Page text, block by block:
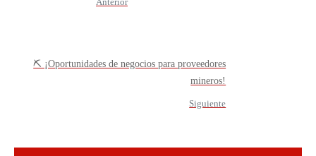
⛏️ ¡Oportunidades de negocios para proveedores
mineros!
Siguiente